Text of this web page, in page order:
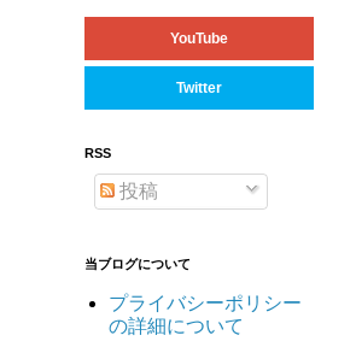
YouTube
Twitter
RSS
投稿
当ブログについて
プライバシーポリシー
の詳細について